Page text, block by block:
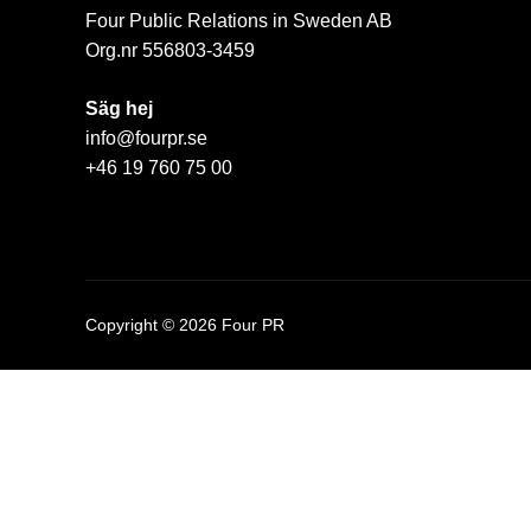
Four Public Relations in Sweden AB
Org.nr 556803-3459
Säg hej
info@fourpr.se
+46 19 760 75 00
Copyright © 2026 Four PR